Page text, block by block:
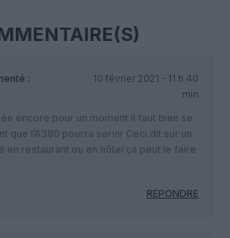
:
10 février 2021 - 11 h 40
min
encore pour un moment Il faut bien se
que l’A380 pourra servir Ceci dit sur un
en restaurant ou en hôtel ça peut le faire
RÉPONDRE